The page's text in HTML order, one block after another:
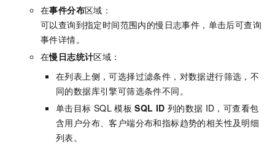
在事件分布区域：
可以查询到指定时间范围内的慢日志事件，单击后可查询
事件详情。
在慢日志统计区域：
在列表上侧，可选择过滤条件，对数据进行筛选，不
同的数据库引擎可筛选条件不同。
单击目标 SQL 模板 SQL ID 列的数据 ID，可查看包
含用户分布、客户端分布和指标趋势的相关性及明细
列表。